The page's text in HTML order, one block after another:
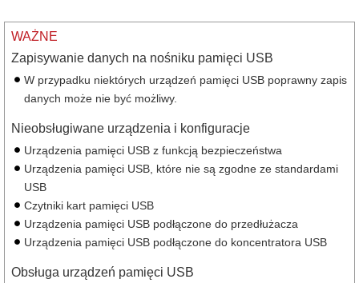
WAŻNE
Zapisywanie danych na nośniku pamięci USB
W przypadku niektórych urządzeń pamięci USB poprawny zapis
danych może nie być możliwy.
Nieobsługiwane urządzenia i konfiguracje
Urządzenia pamięci USB z funkcją bezpieczeństwa
Urządzenia pamięci USB, które nie są zgodne ze standardami
USB
Czytniki kart pamięci USB
Urządzenia pamięci USB podłączone do przedłużacza
Urządzenia pamięci USB podłączone do koncentratora USB
Obsługa urządzeń pamięci USB